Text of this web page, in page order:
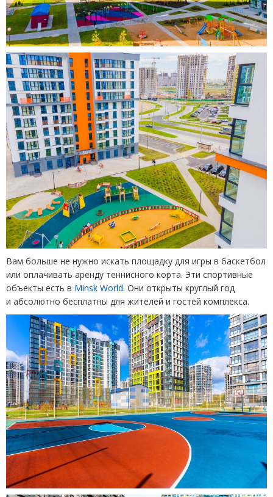
Вам больше не нужно искать площадку для игры в баскетбол
или оплачивать аренду теннисного корта. Эти спортивные
объекты есть в Minsk World. Они открыты круглый год
и абсолютно бесплатны для жителей и гостей комплекса.